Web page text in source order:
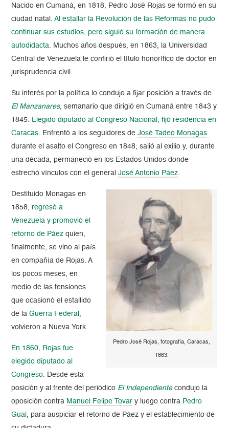
Nacido en Cumaná, en 1818, Pedro José Rojas se formó en su
ciudad natal.Al estallar la Revolución de las Reformas no pudo
continuar sus estudios, pero siguió su formación de manera
autodidacta. Muchos años después, en 1863, la Universidad
Central de Venezuela le confirió el título honorífico de doctor en
jurisprudencia civil.
Su interés por la política lo condujo a fijar posición a través de
El Manzanares, semanario que dirigió en Cumaná entre 1843 y
1845. Elegido diputado al Congreso Nacional, fijó residencia en
Caracas. Enfrentó a los seguidores deJosé Tadeo Monagas
durante el asalto el Congreso en 1848; salió al exilio y, durante
una década, permaneció en los Estados Unidos donde
estrechó vínculos con el generalJosé Antonio Páez.
Pedro José Rojas, fotografía, Caracas,
1863.
Destituido Monagas en
1858, regresó a
Venezuela y promovió el
retorno de Páez quien,
finalmente, se vino al país
en compañía de Rojas. A
los pocos meses, en
medio de las tensiones
que ocasionó el estallido
de laGuerra Federal ,
volvieron a Nueva York.
En 1860, Rojas fue
elegido diputado al
Congreso. Desde esta
posición y al frente del periódico El Independientecondujo la
oposición contra Manuel Felipe Tovar y luego contra Pedro
Gual , para auspiciar el retorno de Páez y el establecimiento de